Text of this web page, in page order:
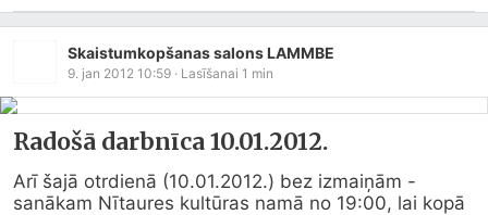
Skaistumkopšanas salons LAMMBE
9. jan 2012 10:59 · Lasīšanai 1 min
Radošā darbnīca 10.01.2012.
Arī šajā otrdienā (10.01.2012.) bez izmaiņām -
sanākam Nītaures kultūras namā no 19:00, lai kopā